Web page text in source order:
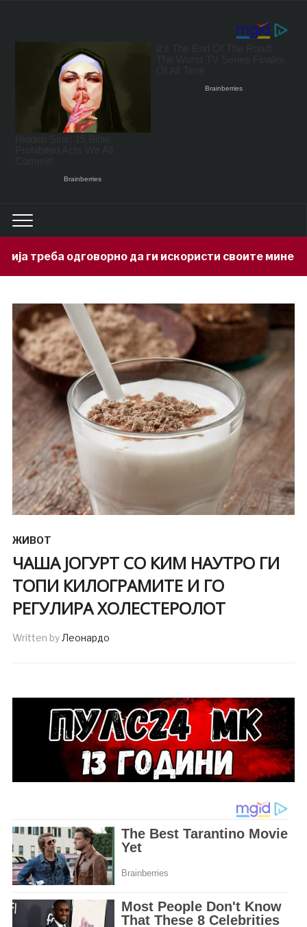
да ги искористи своите минерални богатства
ЖИВОТ
ЧАША ЈОГУРТ СО КИМ НАУТРО ГИ
ТОПИ КИЛОГРАМИТЕ И ГО
РЕГУЛИРА ХОЛЕСТЕРОЛОТ
Written byЛеонардо